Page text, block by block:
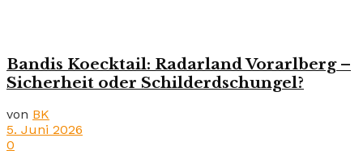
Bandis Koecktail: Radarland Vorarlberg –
Sicherheit oder Schilderdschungel?
von BK
5. Juni 2026
0